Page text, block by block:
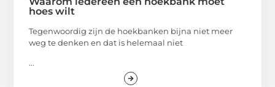
hoes wilt
Tegenwoordig zijn de hoekbanken bijna niet meer
weg te denken en dat is helemaal niet
...